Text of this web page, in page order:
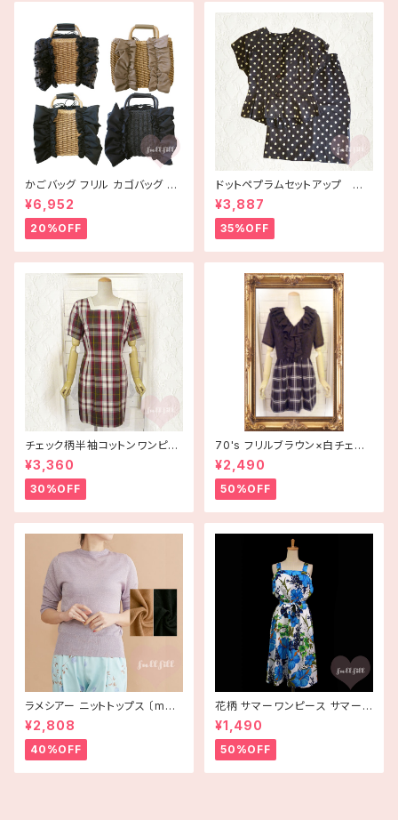
かごバッグ フリル カゴバッグ ba
g 手編み ハンドメイド
¥6,952
20%OFF
ドットペプラムセットアップ 古
着
¥3,887
35%OFF
チェック柄半袖コットンワンピー
ス 古着
¥3,360
30%OFF
70's フリルブラウン×白チェッ
ク半袖ワンピース【アメリカ古
着】
¥2,490
50%OFF
ラメシアー ニットトップス 〔merl
ot plus〕
¥2,808
40%OFF
花柄 サマーワンピース サマード
レス ハイビスカス ブルー USA
古着 HAWAII
¥1,490
50%OFF